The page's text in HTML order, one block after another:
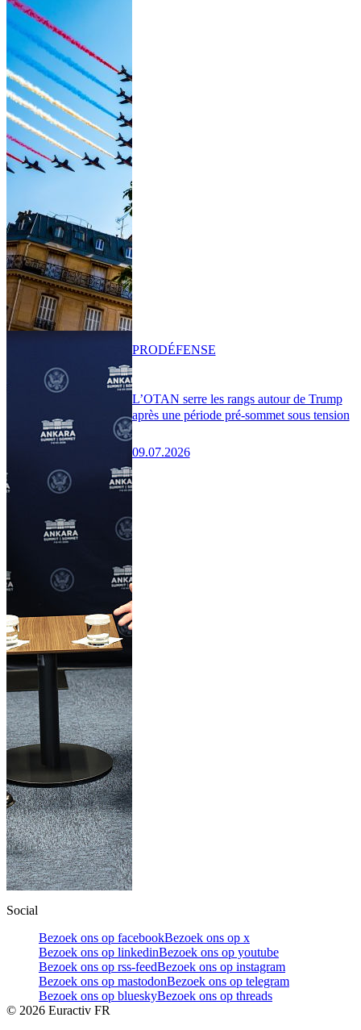
L’OTAN serre les rangs autour de Trump
après une période pré-sommet sous tension
09.07.2026
PRODÉFENSE
Social
Bezoek ons op facebookBezoek ons op x
Bezoek ons op linkedinBezoek ons op youtube
Bezoek ons op rss-feedBezoek ons op instagram
Bezoek ons op mastodonBezoek ons op telegram
Bezoek ons op blueskyBezoek ons op threads
© 2026 Euractiv FR